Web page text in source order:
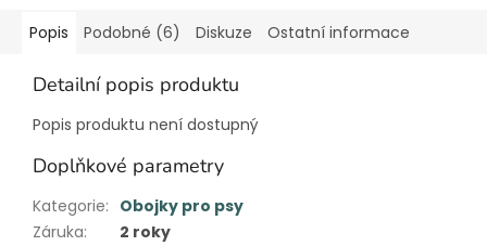
Popis Podobné (6) Diskuze Ostatní informace
Detailní popis produktu
Popis produktu není dostupný
Doplňkové parametry
Kategorie: Obojky pro psy
Záruka:
2 roky